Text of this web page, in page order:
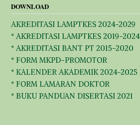
DOWNLOAD
AKREDITASI LAMPTKES 2024-2029
* AKREDITASI LAMPTKES 2019-2024
* AKREDITASI BANT PT 2015-2020
* FORM MKPD-PROMOTOR
* KALENDER AKADEMIK 2024-2025
* FORM LAMARAN DOKTOR
* BUKU PANDUAN DISERTASI 2021